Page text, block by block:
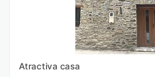
Atractiva casa